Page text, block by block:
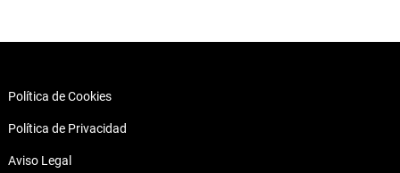
Política de Cookies
Política de Privacidad
Aviso Legal